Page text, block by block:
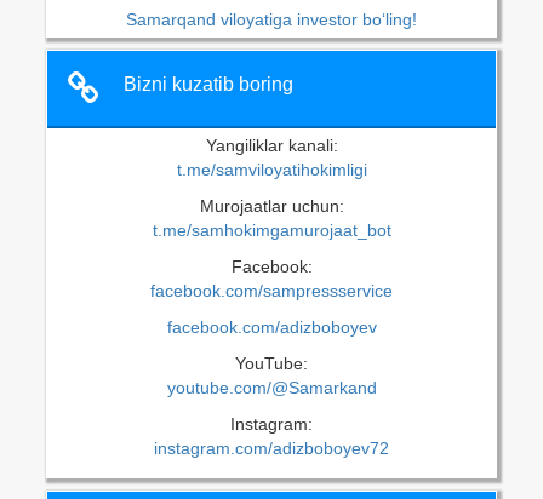
Samarqand viloyatiga investor bo‘ling!
Bizni kuzatib boring
Yangiliklar kanali:
t.me/samviloyatihokimligi
Murojaatlar uchun:
t.me/samhokimgamurojaat_bot
Facebook:
facebook.com/sampressservice
facebook.com/adizboboyev
YouTube:
youtube.com/@Samarkand
Instagram:
instagram.com/adizboboyev72